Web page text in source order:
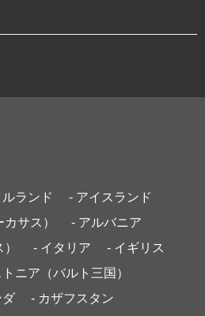
ランド
- アイスランド
サス）
- アルバニア
- イタリア
- イギリス
ニア（バルト三国）
ダ
- カザフスタン